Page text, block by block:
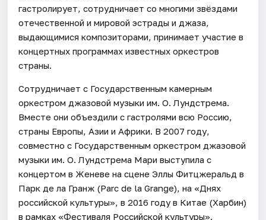
гастролирует, сотрудничает со многими звёздами
отечественной и мировой эстрады и джаза,
выдающимися композиторами, принимает участие в
концертных программах известных оркестров
страны.
Сотрудничает с Государственным камерным
оркестром джазовой музыки им. О. Лундстрема.
Вместе они объездили с гастролями всю Россию,
страны Европы, Азии и Африки. В 2007 году,
совместно с Государственным оркестром джазовой
музыки им. О. Лундстрема Мари выступила с
концертом в Женеве на сцене Эллы Фитцжеральд в
Парк де ла Гранж (Parc de la Grange), на «Днях
российской культуры», в 2016 году в Китае (Харбин)
в рамках «Фестиваля Российской культуры».